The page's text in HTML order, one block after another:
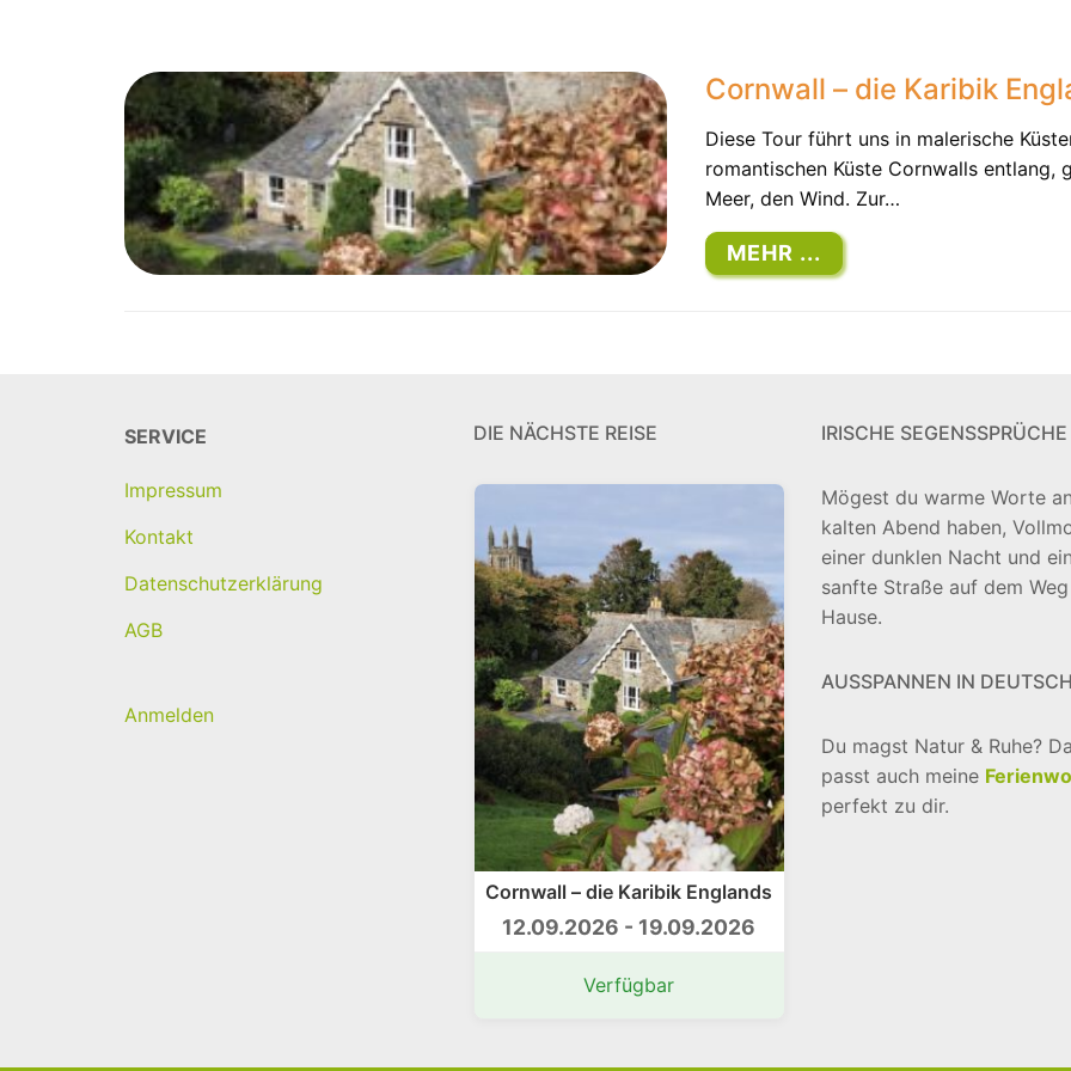
Cornwall – die Karibik
Diese Tour führt uns in malerische
romantischen Küste Cornwalls entlang,
Meer, den Wind. Zur…
MEHR ...
SERVICE
Impressum
Kontakt
Datenschutzerklärung
AGB
Anmelden
DIE NÄCHSTE REISE
Cornwall – die Karibik Englands
12.09.2026 - 19.09.2026
Verfügbar
IRISCHE SEGENSSPRÜCHE
Mögest du warme Worte
kalten Abend haben,
einer dunklen Nacht und
sanfte Straße auf dem
Hause.
AUSSPANNEN IN
Du magst Natur & Ruhe?
passt auch meine
perfekt zu dir.